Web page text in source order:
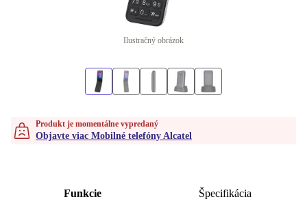
Ilustračný obrázok
Produkt je momentálne vypredaný
Objavte viac Mobilné telefóny Alcatel
Funkcie Špecifikácia